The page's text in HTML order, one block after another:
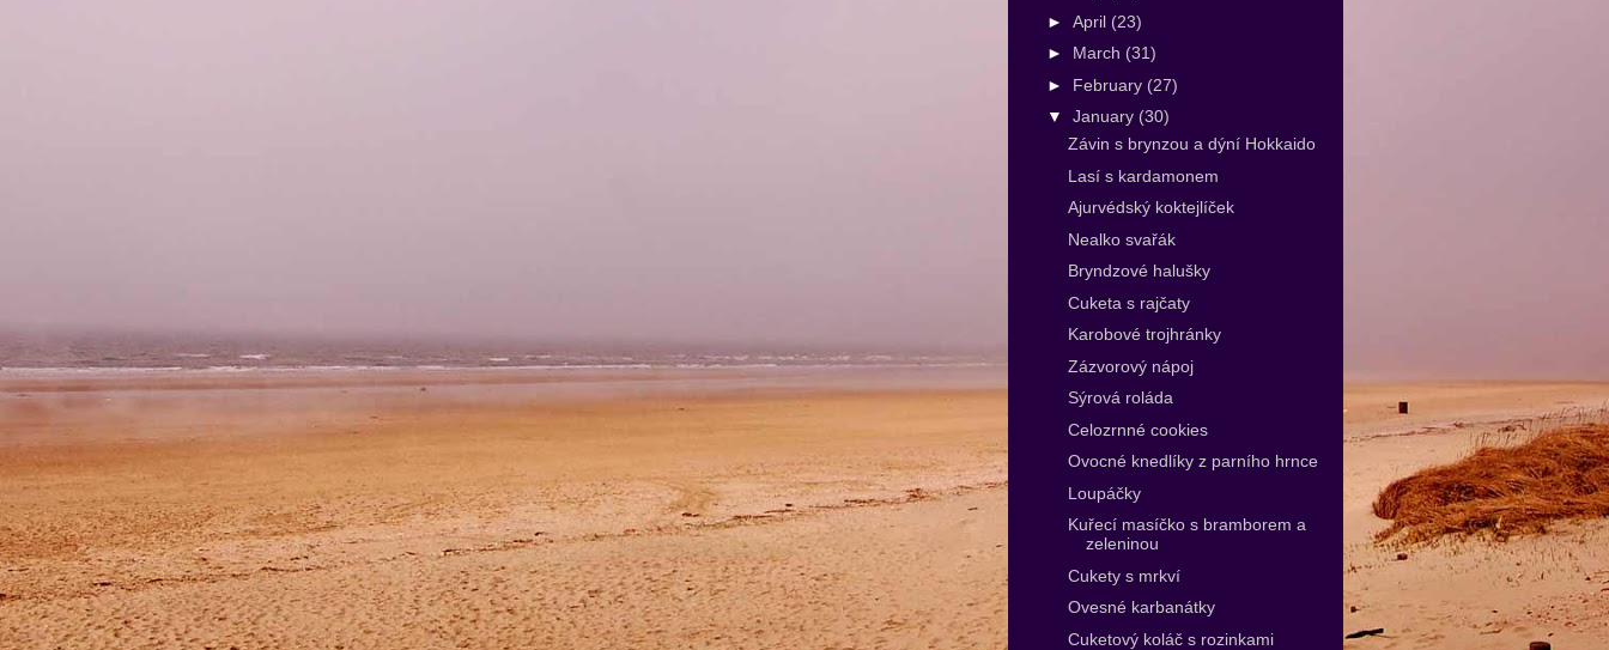
► April (23)
► March (31)
► February (27)
▼ January (30)
Závin s brynzou a dýní Hokkaido
Lasí s kardamonem
Ajurvédský koktejlíček
Nealko svařák
Bryndzové halušky
Cuketa s rajčaty
Karobové trojhránky
Zázvorový nápoj
Sýrová roláda
Celozrnné cookies
Ovocné knedlíky z parního hrnce
Loupáčky
Kuřecí masíčko s bramborem a
zeleninou
Cukety s mrkví
Ovesné karbanátky
Cuketový koláč s rozinkami